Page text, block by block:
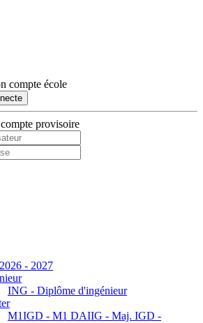
compte école
provisoire
- 2027
ING - Diplôme d'ingénieur
M1IGD - M1 DAIIG - Maj. IGD -